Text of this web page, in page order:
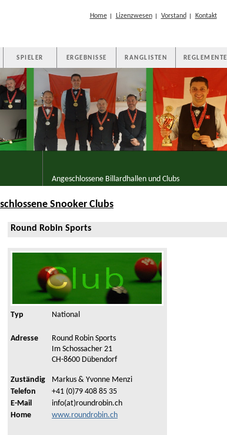
Home| Lizenzwesen| Vorstand Kontakt
SPIELER ERGEBNISSE RANGLISTEN REGLEMENTE
Angeschlossene Billardhallen und Clubs
Snooker Clubs
Round Robin Sports
Typ National
Adresse
Round Robin Sports
Im Schossacher 21
CH-8600 Dübendorf
Zuständig
Markus & Yvonne Menzi
Telefon
+41 (0)79 408 85 35
E-Mail
info(at)roundrobin.ch
Home
www.roundrobin.ch